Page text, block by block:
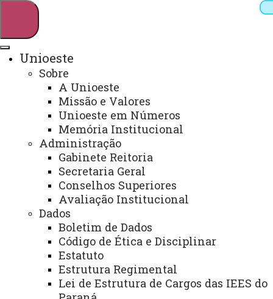
Webmail Sistemas
Telefones
Arquivo Virtual
Campus
Unioeste
Sobre
A Unioeste
Missão e Valores
Unioeste em Números
Memória Institucional
Administração
Gabinete Reitoria
Secretaria Geral
Conselhos Superiores
Avaliação Institucional
Dados
Boletim de Dados
Código de Ética e Disciplinar
Estatuto
Estrutura Regimental
Lei de Estrutura de Cargos das IEES do
Divisão de Serviços de Apoio
Título:Divisão de Serviços de Apoio